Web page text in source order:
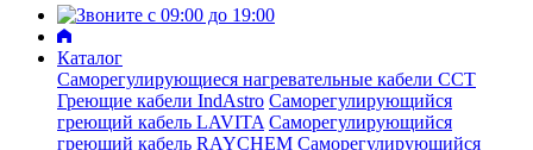
Каталог
Саморегулирующиеся нагревательные кабели ССТ
Греющие кабели IndAstro Саморегулирующийся
греющий кабель LAVITA Саморегулирующийся
греющий кабель RAYCHEM Саморегулирующийся